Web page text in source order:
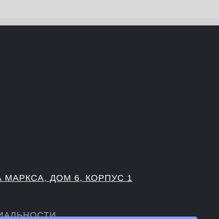
МАРКСА, ДОМ 6, КОРПУС 1